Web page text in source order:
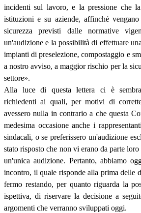
incidenti sul lavoro, e la pressione che
istituzioni e su aziende, affinché
sicurezza previsti dalle normative
un'audizione e la possibilità di effettuare
impianti di preselezione, compostaggio e
a nostro avviso, a maggior rischio per la
settore».
Alla luce di questa lettera ci è
richiedenti ai quali, per motivi di
avessero nulla in contrario a che questa
medesima occasione anche i
sindacali, o se preferissero un'audizione
stato risposto che non vi erano da parte
un'unica audizione. Pertanto, abbiamo
incontro, il quale risponde alla prima delle
fermo restando, per quanto riguarda la
ispettiva, di riservare la decisione a
argomenti che verranno sviluppati oggi.